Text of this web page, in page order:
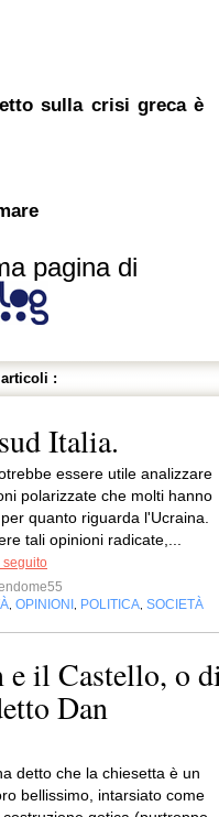
sulla crisi greca è
pagina di
:
Italia.
essere utile analizzare
polarizzate che molti hanno
quanto riguarda l'Ucraina.
tali opinioni radicate,...
seguito
, OPINIONI , POLITICA, SOCIETÀ
e il Castello, o
Dan
detto che la chiesetta è un
bellissimo, intarsiato come